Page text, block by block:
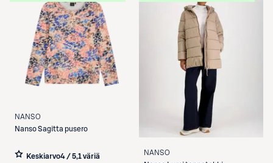
NANSO
NansoSagitta pusero
Keskiarvo4 / 5,1 väriä
NANSO